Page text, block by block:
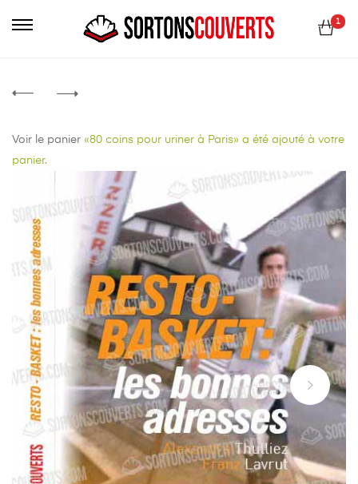
Menu
1
Voir le panier «80 coins pour uriner à Paris» a été ajouté à votre
panier.